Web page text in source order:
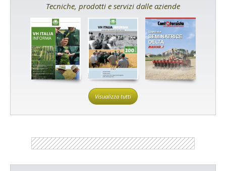
Tecniche, prodotti e servizi dalle aziende
Visualizza tutti